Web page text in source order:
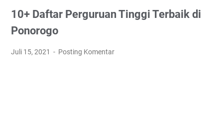
10+ Daftar Perguruan Tinggi Terbaik di
Ponorogo
Juli 15, 2021 Posting Komentar